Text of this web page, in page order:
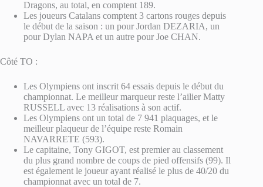
Dragons, au total, en comptent 189.
Les joueurs Catalans comptent 3 cartons rouges depuis
le début de la saison : un pour Jordan DEZARIA, un
pour Dylan NAPA et un autre pour Joe CHAN.
Côté TO :
Les Olympiens ont inscrit 64 essais depuis le début du
championnat. Le meilleur marqueur reste l’ailier Matty
RUSSELL avec 13 réalisations à son actif.
Les Olympiens ont un total de 7 941 plaquages, et le
meilleur plaqueur de l’équipe reste Romain
NAVARRETE (593).
Le capitaine, Tony GIGOT, est premier au classement
du plus grand nombre de coups de pied offensifs (99). Il
est également le joueur ayant réalisé le plus de 40/20 du
championnat avec un total de 7.